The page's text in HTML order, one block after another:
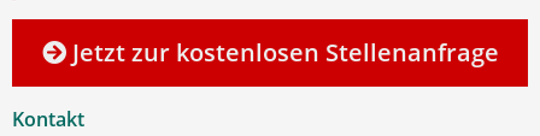
Jetzt zur kostenlosen Stellenanfrage
Kontakt